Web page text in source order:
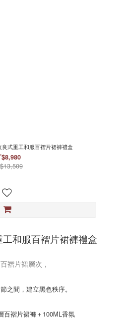
式重工和服百褶片裙褲禮盒
和服百褶片裙褲禮盒
褶片裙層次，
之間，建立黑色秩序。
百褶片裙褲＋100ML香氛